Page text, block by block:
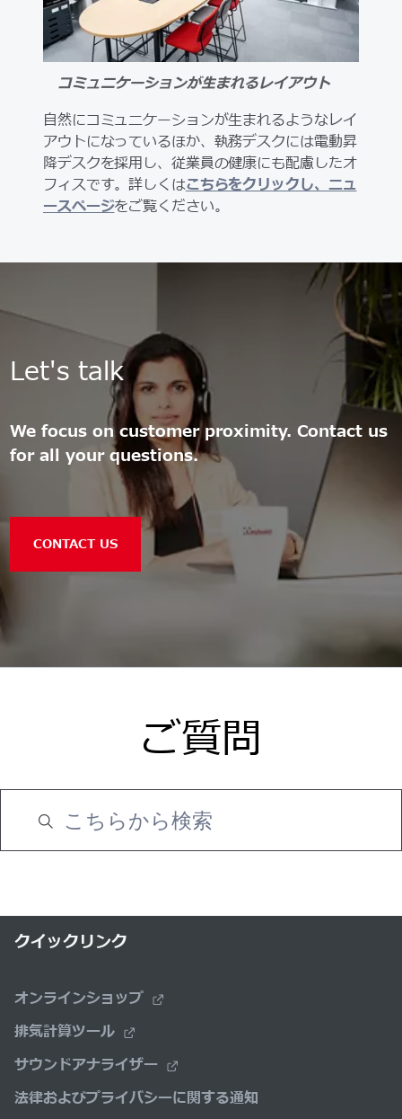
コミュニケーションが生まれるレイアウト
自然にコミュニケーションが生まれるようなレイ
アウトになっているほか、執務デスクには電動昇
降デスクを採用し、従業員の健康にも配慮したオ
フィスです。詳しくはこちらをクリックし、ニュ
ースページをご覧ください。
Let's talk
We focus on customer proximity. Contact us
for all your questions.
CONTACT US
ご質問
クイックリンク
オンラインショップ
排気計算ツール
サウンドアナライザー
法律およびプライバシーに関する通知